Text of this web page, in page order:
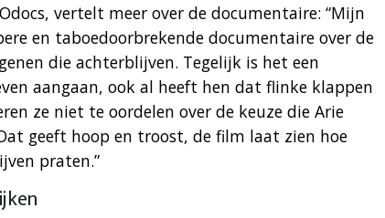
vertelt meer over de documentaire: “Mijn
en taboedoorbrekende documentaire over de
die achterblijven. Tegelijk is het een
aangaan, ook al heeft hen dat flinke klappen
ze niet te oordelen over de keuze die Arie
geeft hoop en troost, de film laat zien hoe
praten.”